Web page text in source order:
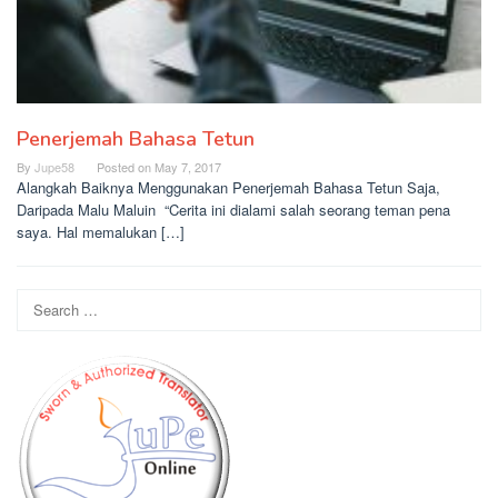
Penerjemah Bahasa Tetun
By Jupe58 Posted on May 7, 2017
Alangkah Baiknya Menggunakan Penerjemah Bahasa Tetun Saja,
Daripada Malu Maluin “Cerita ini dialami salah seorang teman pena
saya. Hal memalukan […]
for: